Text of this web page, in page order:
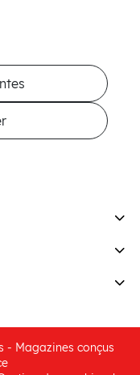
- Magazines conçus